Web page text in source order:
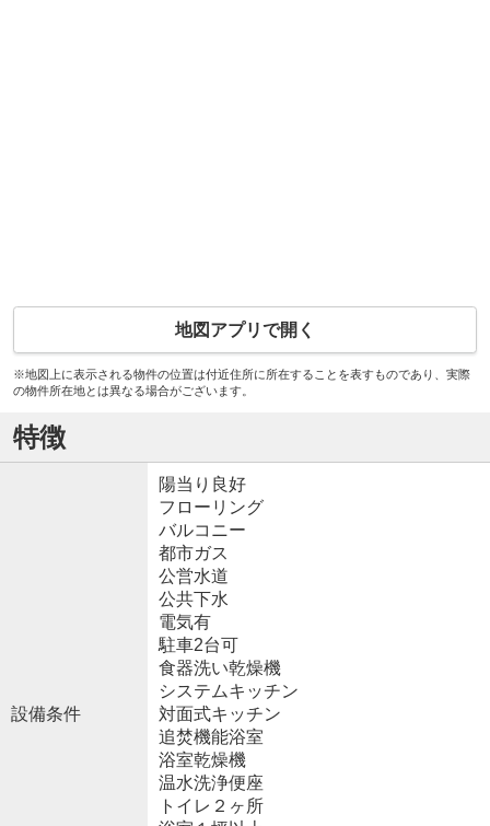
地図アプリで開く
※地図上に表示される物件の位置は付近住所に所在することを表すものであり、実際
の物件所在地とは異なる場合がございます。
特徴
設備条件
陽当り良好
フローリング
バルコニー
都市ガス
公営水道
公共下水
電気有
駐車2台可
食器洗い乾燥機
システムキッチン
対面式キッチン
追焚機能浴室
浴室乾燥機
温水洗浄便座
トイレ２ヶ所